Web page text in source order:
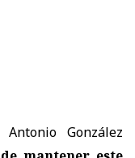
González